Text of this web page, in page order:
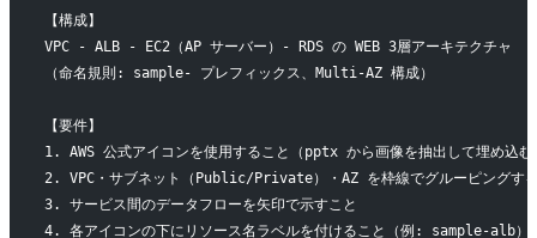
【構成】
VPC - ALB - EC2（AP サーバー）- RDS の WEB 3層アーキテクチャ
（命名規則: sample- プレフィックス、Multi-AZ 構成）
【要件】
1. AWS 公式アイコンを使用すること（pptx から画像を抽出して埋め込む
2. VPC・サブネット（Public/Private）・AZ を枠線でグルーピングす
3. サービス間のデータフローを矢印で示すこと
4. 各アイコンの下にリソース名ラベルを付けること（例: sample-alb）